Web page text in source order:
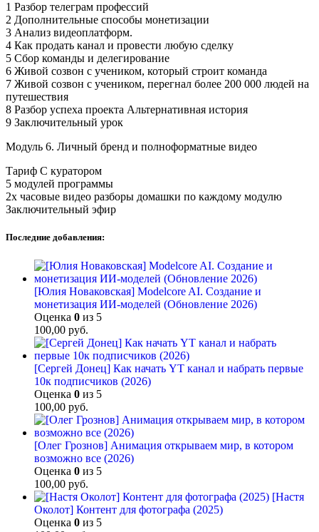
1 Разбор телеграм профессий
2 Дополнительные способы монетизации
3 Анализ видеоплатформ.
4 Как продать канал и провести любую сделку
5 Сбор команды и делегирование
6 Живой созвон с учеником, который строит команда
7 Живой созвон с учеником, перегнал более 200 000 людей на
путешествия
8 Разбор успеха проекта Альтернативная история
9 Заключительный урок
Модуль 6. Личный бренд и полноформатные видео
Тариф С куратором
5 модулей программы
2х часовые видео разборы домашки по каждому модулю
Заключительный эфир
Последние добавления:
[Юлия Новаковская] Modelcore AI. Создание и
монетизация ИИ-моделей (Обновление 2026)
Оценка 0 из 5
100,00 руб.
[Сергей Донец] Как начать YT канал и набрать первые
10к подписчиков (2026)
Оценка 0 из 5
100,00 руб.
[Олег Грознов] Анимация открываем мир, в котором
возможно все (2026)
Оценка 0 из 5
100,00 руб.
[Настя
Околот] Контент для фотографа (2025)
Оценка 0 из 5